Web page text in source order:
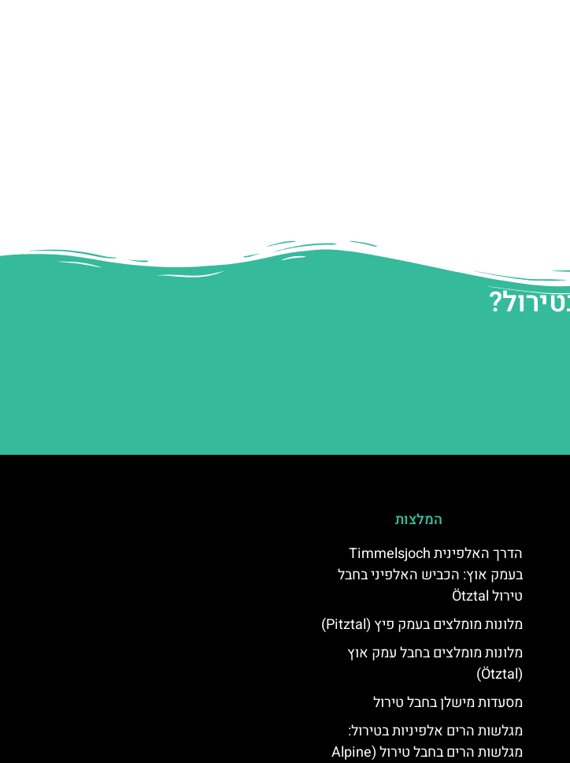
המלצות
הדרך האלפינית Timmelsjoch
בעמק אוץ: הכביש האלפיני בחבל
טירול Ötztal
מלונות מומלצים בעמק פיץ (Pitztal)
מלונות מומלצים בחבל עמק אוץ
(Ötztal)
מסעדות מישלן בחבל טירול
מגלשות הרים אלפיניות בטירול:
מגלשות הרים בחבל טירול (Alpine